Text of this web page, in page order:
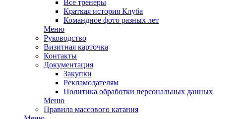
Все тренеры
Краткая история Клуба
Командное фото разных лет
Меню
Руководство
Визитная карточка
Контакты
Документация
Закупки
Рекламодателям
Политика обработки персональных данных
Меню
Правила массового катания